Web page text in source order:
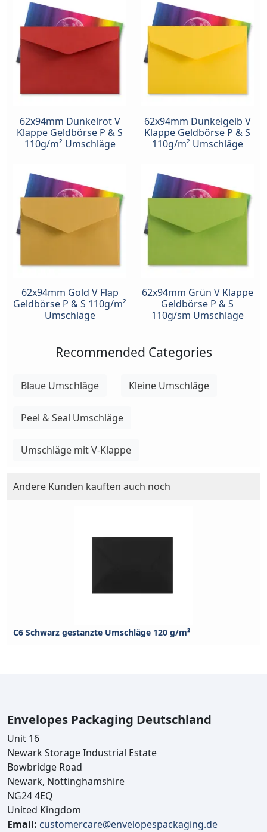
62x94mm Dunkelrot V
Klappe Geldbörse P & S
110g/m² Umschläge
62x94mm Dunkelgelb V
Klappe Geldbörse P & S
110g/m² Umschläge
62x94mm Gold V Flap
Geldbörse P & S 110g/m²
Umschläge
62x94mm Grün V Klappe
Geldbörse P & S
110g/sm Umschläge
Recommended Categories
Blaue Umschläge Kleine Umschläge
Peel & Seal Umschläge
Umschläge mit V-Klappe
Andere Kunden kauften auch noch
C6 Schwarz gestanzte Umschläge 120 g/m²
Envelopes Packaging Deutschland
Unit 16
Newark Storage Industrial Estate
Bowbridge Road
Newark, Nottinghamshire
NG24 4EQ
United Kingdom
Email: customercare@envelopespackaging.de